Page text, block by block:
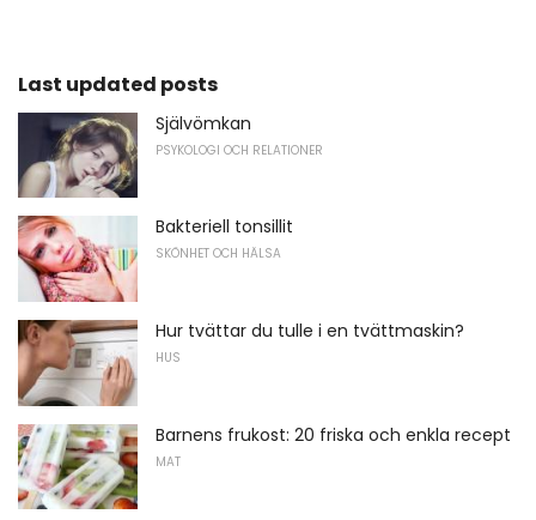
Last updated posts
Självömkan
PSYKOLOGI OCH RELATIONER
Bakteriell tonsillit
SKÖNHET OCH HÄLSA
Hur tvättar du tulle i en tvättmaskin?
HUS
Barnens frukost: 20 friska och enkla recept
MAT